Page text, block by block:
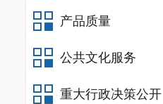
产品质量
公共文化服务
重大行政决策公开